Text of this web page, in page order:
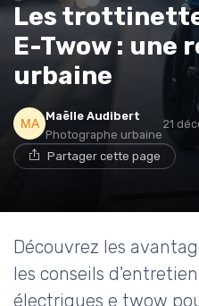
Les
E-Twow : une
urbaine
Maëlle Audibert
Photographe urbaine
21
Partager cette page
Découvrez les
les conseils
électriques e twow